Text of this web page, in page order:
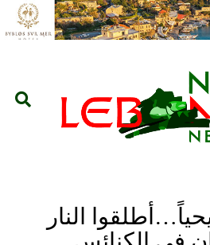
مسيحياً…أطلقوا النار